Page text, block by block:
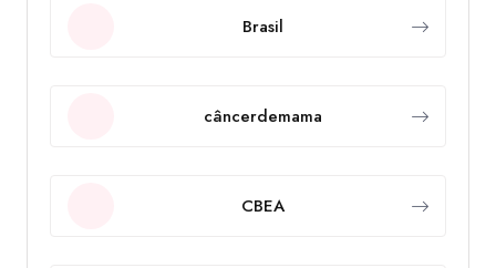
Brasil
câncerdemama
CBEA